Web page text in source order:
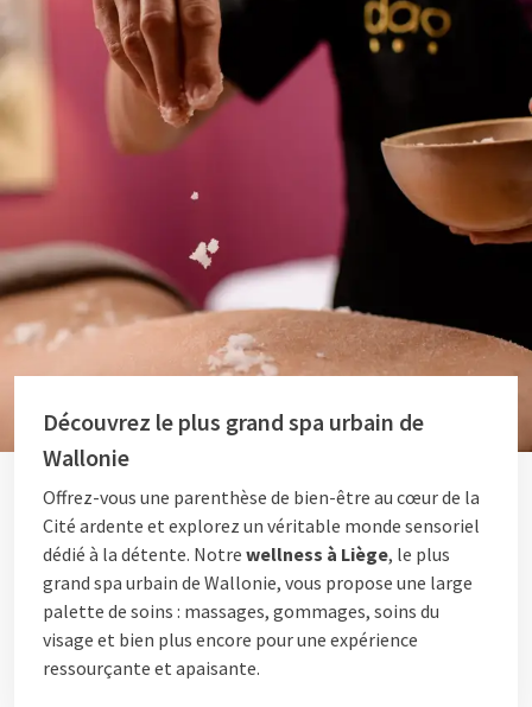
Découvrez le plus grand spa urbain de
Wallonie
Offrez-vous une parenthèse de bien-être au cœur de la
Cité ardente et explorez un véritable monde sensoriel
dédié à la détente. Notre wellness à Liège, le plus
grand spa urbain de Wallonie, vous propose une large
palette de soins : massages, gommages, soins du
visage et bien plus encore pour une expérience
ressourçante et apaisante.